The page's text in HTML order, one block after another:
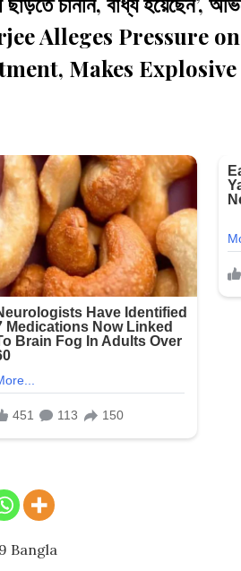
Alleges Pressure
Makes
Bangla